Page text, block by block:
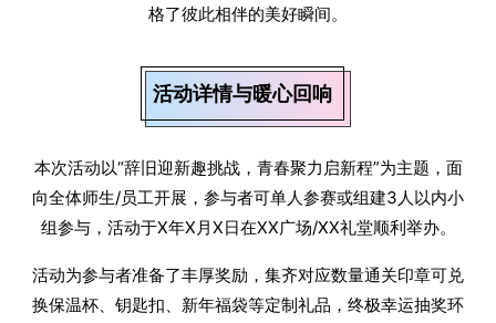
格了彼此相伴的美好瞬间。
活动详情与暖心回响
本次活动以“辞旧迎新趣挑战，青春聚力启新程”为主题，面
向全体师生/员工开展，参与者可单人参赛或组建3人以内小
组参与，活动于X年X月X日在XX广场/XX礼堂顺利举办。
活动为参与者准备了丰厚奖励，集齐对应数量通关印章可兑
换保温杯、钥匙扣、新年福袋等定制礼品，终极幸运抽奖环